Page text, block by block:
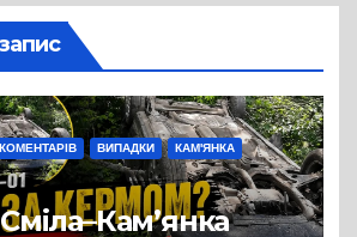
ВИПАДКИ КАМ'ЯНКА